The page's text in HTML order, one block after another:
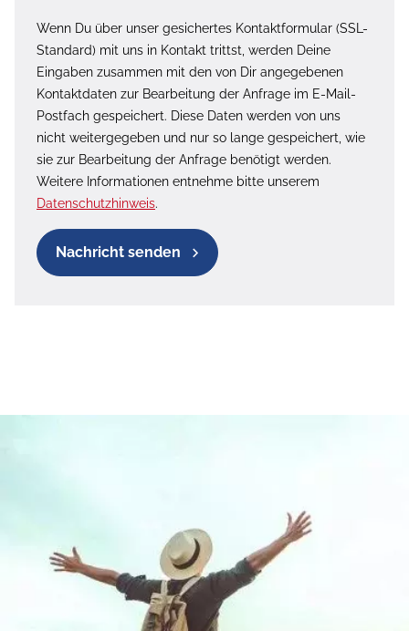
Wenn Du über unser gesichertes Kontaktformular (SSL-
Standard) mit uns in Kontakt trittst, werden Deine
Eingaben zusammen mit den von Dir angegebenen
Kontaktdaten zur Bearbeitung der Anfrage im E-Mail-
Postfach gespeichert. Diese Daten werden von uns
nicht weitergegeben und nur so lange gespeichert, wie
sie zur Bearbeitung der Anfrage benötigt werden.
Weitere Informationen entnehme bitte unserem
Datenschutzhinweis.
Nachricht senden